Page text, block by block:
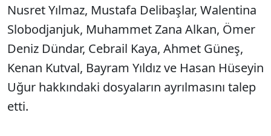
Nusret Yılmaz, Mustafa Delibaşlar, Walentina
Slobodjanjuk, Muhammet Zana Alkan, Ömer
Deniz Dündar, Cebrail Kaya, Ahmet Güneş,
Kenan Kutval, Bayram Yıldız ve Hasan Hüseyin
Uğur hakkındaki dosyaların ayrılmasını talep
etti.